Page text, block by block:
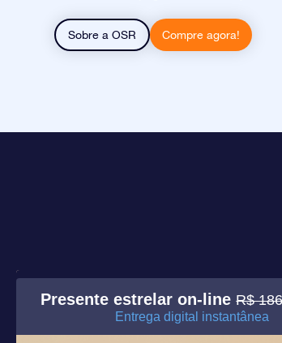
Sobre a OSR Compre agora!
Presente estrelar on-lineR$
Entrega digital instantânea